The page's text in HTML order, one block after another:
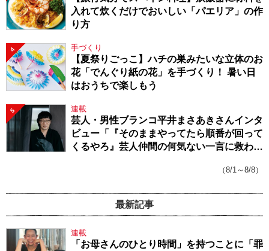
入れて炊くだけでおいしい「パエリア」の作
り方
4 手づくり
【夏祭りごっこ】ハチの巣みたいな立体のお
花「でんぐり紙の花」を手づくり！ 暑い日
はおうちで楽しもう
5 連載
芸人・男性ブランコ平井まさあきさんインタ
ビュー「『そのままやってたら順番が回って
くるやろ』芸人仲間の何気ない一言に救われ
（8/1～8/8）
最新記事
連載
「お母さんのひとり時間」を持つことに「罪